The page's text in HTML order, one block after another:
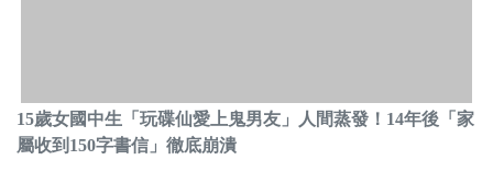
15歲女國中生「玩碟仙愛上鬼男友」人間蒸發！14年後「家
屬收到150字書信」徹底崩潰